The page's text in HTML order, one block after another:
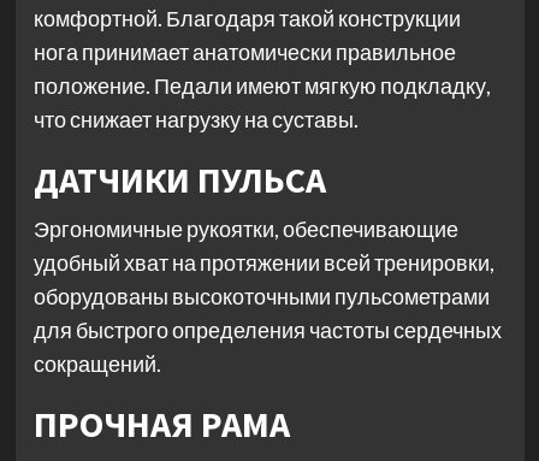
комфортной. Благодаря такой конструкции
нога принимает анатомически правильное
положение. Педали имеют мягкую подкладку,
что снижает нагрузку на суставы.
ДАТЧИКИ ПУЛЬСА
Эргономичные рукоятки, обеспечивающие
удобный хват на протяжении всей тренировки,
оборудованы высокоточными пульсометрами
для быстрого определения частоты сердечных
сокращений.
ПРОЧНАЯ РАМА